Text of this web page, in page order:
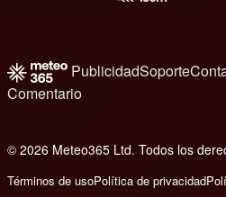
PublicidadSoporte
Comentario
© 2026 Meteo365 Ltd. Todos los
Términos de usoPolítica de privacidad